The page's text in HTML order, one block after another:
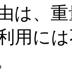
は、
用に